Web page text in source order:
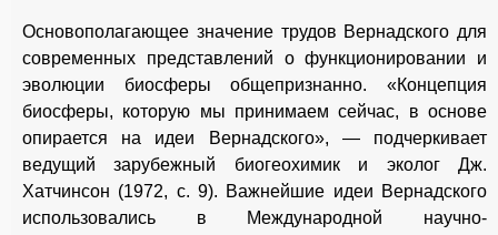
Основополагающее значение трудов Вернадского для
современных представлений о функционировании и
эволюции биосферы общепризнанно. «Концепция
биосферы, которую мы принимаем сейчас, в основе
опирается на идеи Вернадского», — подчеркивает
ведущий зарубежный биогеохимик и эколог Дж.
Хатчинсон (1972, с. 9). Важнейшие идеи Вернадского
использовались в Международной научно-